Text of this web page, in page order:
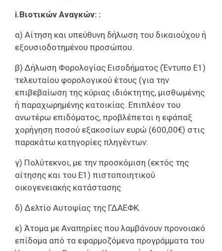
i.Βιοτικών Αναγκών: :
α) Αίτηση και υπεύθυνη δήλωση του δικαιούχου ή
εξουσιοδοτημένου προσώπου.
β) Δήλωση Φορολογίας Εισοδήματος (Έντυπο Ε1)
τελευταίου φορολογικού έτους (για την
επιβεβαίωση της κύριας ιδιόκτητης, μισθωμένης
ή παραχωρημένης κατοικίας. Επιπλέον του
ανωτέρω επιδόματος, προβλέπεται η εφάπαξ
χορήγηση ποσού εξακοσίων ευρώ (600,00€) στις
παρακάτω κατηγορίες πληγέντων:
γ) Πολύτεκνοι, με την προσκόμιση (εκτός της
αίτησης και του Ε1) πιστοποιητικού
οικογενειακής κατάστασης
δ) Δελτίο Αυτοψίας της ΓΔΑΕΦΚ.
ε) Άτομα με Αναπηρίες που λαμβάνουν προνοιακό
επίδομα από τα εφαρμοζόμενα προγράμματα του